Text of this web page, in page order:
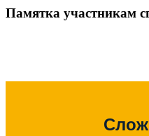
Памятка участникам